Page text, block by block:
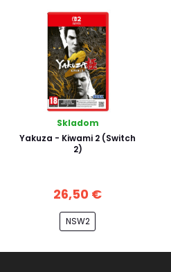
Skladom
Yakuza - Kiwami 2 (Switch
2)
26,50 €
NSW2